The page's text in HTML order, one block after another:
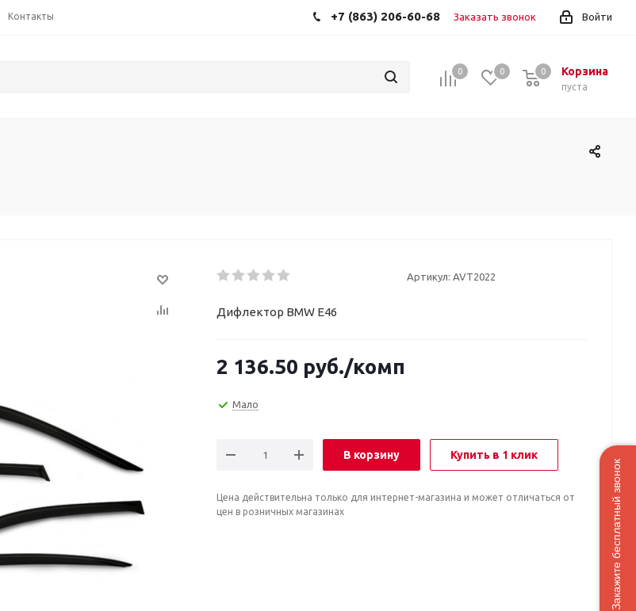
Контакты Войти
+7 (863) 206-60-68 Заказать звонок
0 0 Корзина
пуста
0
Артикул: AVT2022
Дифлектор BMW E46
2 136.50 руб./комп
Мало
В корзину Купить в 1 клик
Цена действительна только для интернет-магазина и может отличаться от
цен в розничных магазинах
Закажите бесплатный звонок